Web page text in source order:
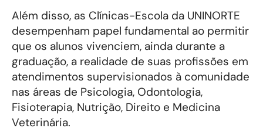
Além disso, as Clínicas-Escola da UNINORTE
desempenham papel fundamental ao permitir
que os alunos vivenciem, ainda durante a
graduação, a realidade de suas profissões em
atendimentos supervisionados à comunidade
nas áreas de Psicologia, Odontologia,
Fisioterapia, Nutrição, Direito e Medicina
Veterinária.